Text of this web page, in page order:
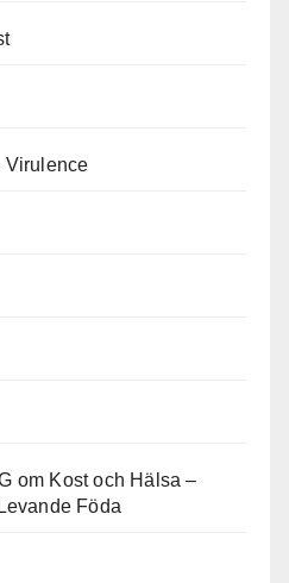
Virulence
om Kost och Hälsa –
Föda